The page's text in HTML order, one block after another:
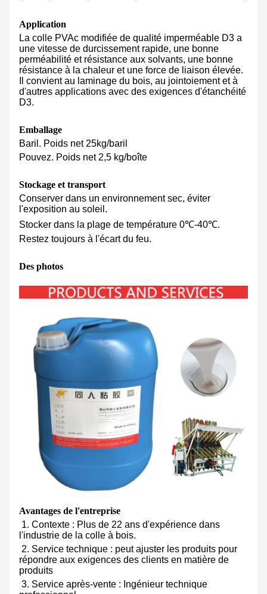
Application
La colle PVAc modifiée de qualité imperméable D3 a
une vitesse de durcissement rapide, une bonne
perméabilité et résistance aux solvants, une bonne
résistance à la chaleur et une force de liaison élevée.
Il convient au laminage du bois, au jointoiement et à
d'autres applications avec des exigences d'étanchéité
D3.
Emballage
Baril. Poids net 25kg/baril
Pouvez. Poids net 2,5 kg/boîte
Stockage et transport
Conserver dans un environnement sec, éviter
l'exposition au soleil.
Stocker dans la plage de température 0℃-40℃.
Restez toujours à l'écart du feu.
Des photos
Avantages de l'entreprise
1. Contexte : Plus de 22 ans d'expérience dans
l'industrie de la colle à bois.
2. Service technique : peut ajuster les produits pour
répondre aux exigences des clients en matière de
produits
3. Service après-vente : Ingénieur technique